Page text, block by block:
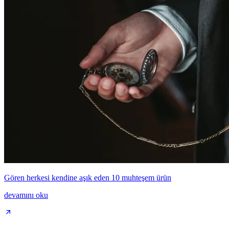
Gören herkesi kendine aşık eden 10 muhteşem ürün
devamını oku